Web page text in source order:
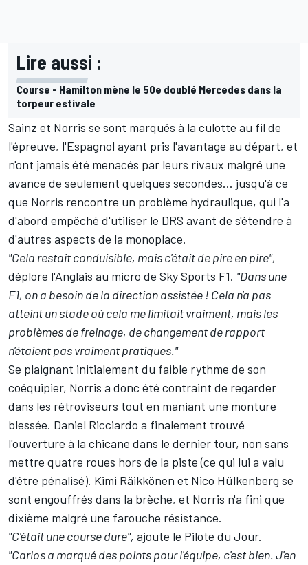
Lire aussi :
Course - Hamilton mène le 50e doublé Mercedes dans la
torpeur estivale
Sainz et Norris se sont marqués à la culotte au fil de
l'épreuve, l'Espagnol ayant pris l'avantage au départ, et
n'ont jamais été menacés par leurs rivaux malgré une
avance de seulement quelques secondes... jusqu'à ce
que Norris rencontre un problème hydraulique, qui l'a
d'abord empêché d'utiliser le DRS avant de s'étendre à
d'autres aspects de la monoplace.
"Cela restait conduisible, mais c'était de pire en pire",
déplore l'Anglais au micro de Sky Sports F1. "Dans une
F1, on a besoin de la direction assistée ! Cela n'a pas
atteint un stade où cela me limitait vraiment, mais les
problèmes de freinage, de changement de rapport
n'étaient pas vraiment pratiques."
Se plaignant initialement du faible rythme de son
coéquipier, Norris a donc été contraint de regarder
dans les rétroviseurs tout en maniant une monture
blessée. Daniel Ricciardo a finalement trouvé
l'ouverture à la chicane dans le dernier tour, non sans
mettre quatre roues hors de la piste (ce qui lui a valu
d'être pénalisé). Kimi Räikkönen et Nico Hülkenberg se
sont engouffrés dans la brèche, et Norris n'a fini que
dixième malgré une farouche résistance.
"C'était une course dure", ajoute le Pilote du Jour.
"Carlos a marqué des points pour l'équipe, c'est bien. J'en